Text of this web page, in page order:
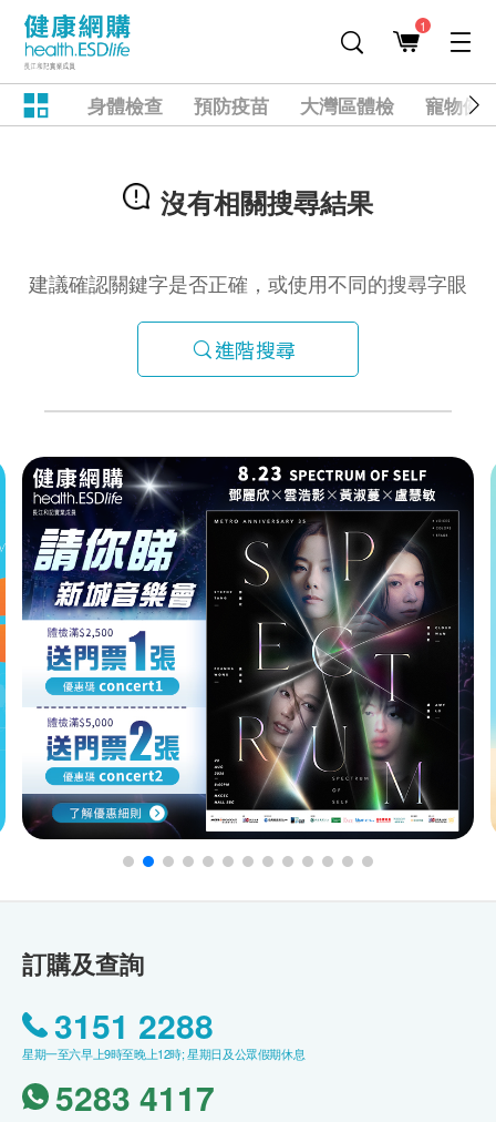
1
身體檢查 預防疫苗 大灣區體檢 寵物健
沒有相關搜尋結果
建議確認關鍵字是否正確，或使用不同的搜尋字眼
進階搜尋
訂購及查詢
3151 2288
星期一至六早上9時至晚上12時; 星期日及公眾假期休息
5283 4117